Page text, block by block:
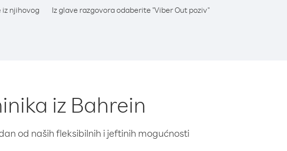
njihovog
Iz glave razgovora odaberite "Viber Out poziv"
iz Bahrein
od naših fleksibilnih i jeftinih mogućnosti